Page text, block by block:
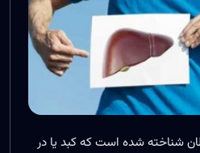
شناخته شده است که کبد یا در